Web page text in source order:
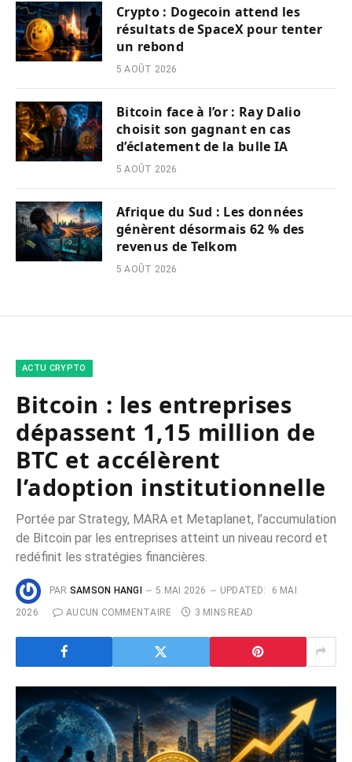
Crypto : Dogecoin attend les
résultats de SpaceX pour tenter
un rebond
5 AOÛT 2026
Bitcoin face à l’or : Ray Dalio
choisit son gagnant en cas
d’éclatement de la bulle IA
5 AOÛT 2026
Afrique du Sud : Les données
génèrent désormais 62 % des
revenus de Telkom
5 AOÛT 2026
ACTU CRYPTO
Bitcoin : les entreprises
dépassent 1,15 million de
BTC et accélèrent
l’adoption institutionnelle
Portée par Strategy, MARA et Metaplanet, l’accumulation
de Bitcoin par les entreprises atteint un niveau record et
redéfinit les stratégies financières.
PAR SAMSON HANGI 5 MAI 2026 UPDATED:
6 MAI
2026
AUCUN COMMENTAIRE 3 MINS READ